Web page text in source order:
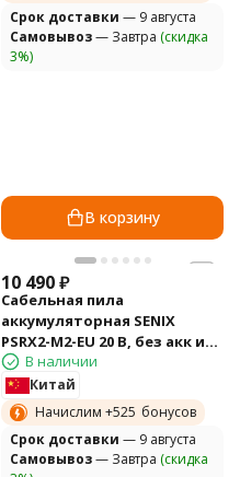
Cрок доставки — 9 августа
Самовывоз— Завтра (скидка
3%)
В корзину
10 490₽
Сабельная пила
аккумуляторная SENIX
PSRX2-M2-EU 20 В, без акк и
ЗУ В наличии
Китай
Начислим +525 бонусов
Cрок доставки — 9 августа
Самовывоз— Завтра (скидка